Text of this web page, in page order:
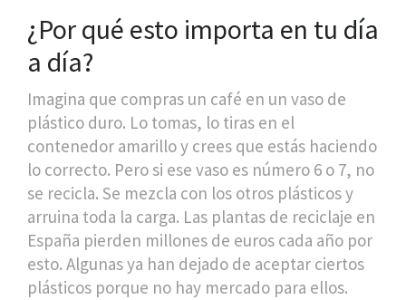
¿Por qué esto importa en tu día
a día?
Imagina que compras un café en un vaso de
plástico duro. Lo tomas, lo tiras en el
contenedor amarillo y crees que estás haciendo
lo correcto. Pero si ese vaso es número 6 o 7, no
se recicla. Se mezcla con los otros plásticos y
arruina toda la carga. Las plantas de reciclaje en
España pierden millones de euros cada año por
esto. Algunas ya han dejado de aceptar ciertos
plásticos porque no hay mercado para ellos.